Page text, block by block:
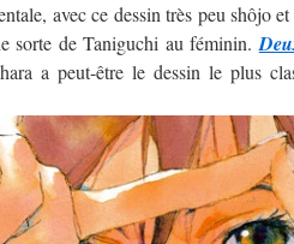
avec ce dessin très peu shôjo
sorte de Taniguchi au féminin.
a peut-être le dessin le plus